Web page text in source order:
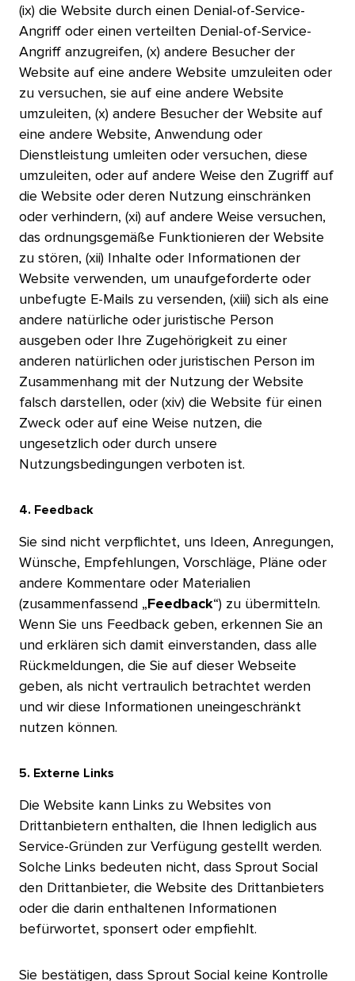
(ix) die Website durch einen Denial-of-Service-
Angriff oder einen verteilten Denial-of-Service-
Angriff anzugreifen, (x) andere Besucher der
Website auf eine andere Website umzuleiten oder
zu versuchen, sie auf eine andere Website
umzuleiten, (x) andere Besucher der Website auf
eine andere Website, Anwendung oder
Dienstleistung umleiten oder versuchen, diese
umzuleiten, oder auf andere Weise den Zugriff auf
die Website oder deren Nutzung einschränken
oder verhindern, (xi) auf andere Weise versuchen,
das ordnungsgemäße Funktionieren der Website
zu stören, (xii) Inhalte oder Informationen der
Website verwenden, um unaufgeforderte oder
unbefugte E-Mails zu versenden, (xiii) sich als eine
andere natürliche oder juristische Person
ausgeben oder Ihre Zugehörigkeit zu einer
anderen natürlichen oder juristischen Person im
Zusammenhang mit der Nutzung der Website
falsch darstellen, oder (xiv) die Website für einen
Zweck oder auf eine Weise nutzen, die
ungesetzlich oder durch unsere
Nutzungsbedingungen verboten ist.​​
4. Feedback​​
Sie sind nicht verpflichtet, uns Ideen, Anregungen,
Wünsche, Empfehlungen, Vorschläge, Pläne oder
andere Kommentare oder Materialien
(zusammenfassend „ Feedback“) zu übermitteln.
Wenn Sie uns Feedback geben, erkennen Sie an
und erklären sich damit einverstanden, dass alle
Rückmeldungen, die Sie auf dieser Webseite
geben, als nicht vertraulich betrachtet werden
und wir diese Informationen uneingeschränkt
nutzen können.​​
5. Externe Links​​
Die Website kann Links zu Websites von
Drittanbietern enthalten, die Ihnen lediglich aus
Service-Gründen zur Verfügung gestellt werden.
Solche Links bedeuten nicht, dass Sprout Social
den Drittanbieter, die Website des Drittanbieters
oder die darin enthaltenen Informationen
befürwortet, sponsert oder empfiehlt.​​
Sie bestätigen, dass Sprout Social keine Kontrolle